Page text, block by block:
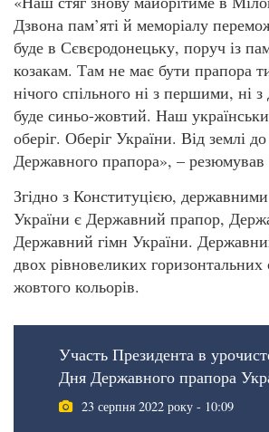
Дзвона пам’яті й меморіалу
буде в Сєвєродонецьку, поруч із
козакам. Там не має бути прапора
нічого спільного ні з першими, ні
буде синьо-жовтий. Наш
оберіг. Оберіг України. Від землі
Державного прапора», – резюмував
Згідно з Конституцією,
України є Державний прапор,
Державний гімн України.
двох рівновеликих горизонтальних
жовтого кольорів.
Участь Президента в
Дня Державного прапора
23 серпня 2022 року - 10:09